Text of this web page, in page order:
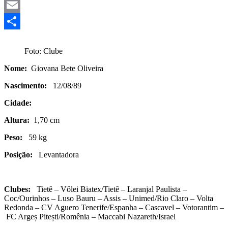
Mastodon
Email
Foto: Clube
Nome: Giovana Bete Oliveira
Nascimento: 12/08/89
Cidade:
Altura: 1,70 cm
Peso: 59 kg
Posição: Levantadora
Clubes: Tietê – Vôlei Biatex/Tietê – Laranjal Paulista –
Coc/Ourinhos – Luso Bauru – Assis – Unimed/Rio Claro – Volta
Redonda – CV Aguero Tenerife/Espanha – Cascavel – Votorantim –
FC Argeș Pitești/Romênia – Maccabi Nazareth/Israel